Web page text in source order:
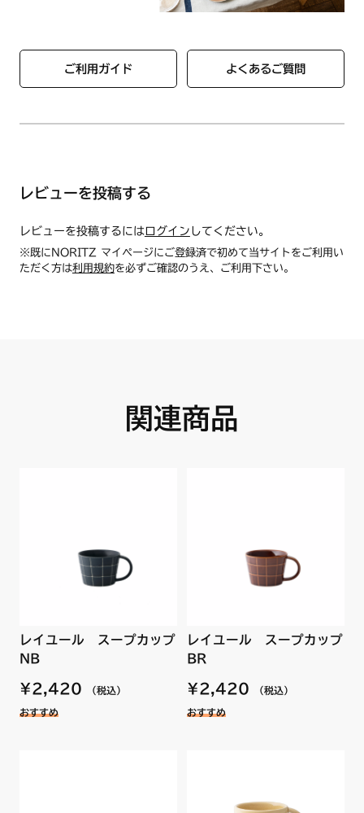
ご利用ガイド よくあるご質問
レビューを投稿する
レビューを投稿するにはログイン してください。
※既にNORITZ マイページにご登録済で初めて当サイトをご利用い
ただく方は利用規約を必ずご確認のうえ、ご利用下さい。
関連商品
レイユール スープカップ
NB
¥2,420 （税込）
おすすめ
レイユール スープカップ
BR
¥2,420 （税込）
おすすめ